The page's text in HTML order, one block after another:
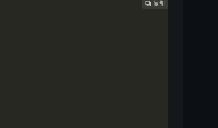
 复制
 复制
 复制
 复制
 复制
 复制
 复制
 复制